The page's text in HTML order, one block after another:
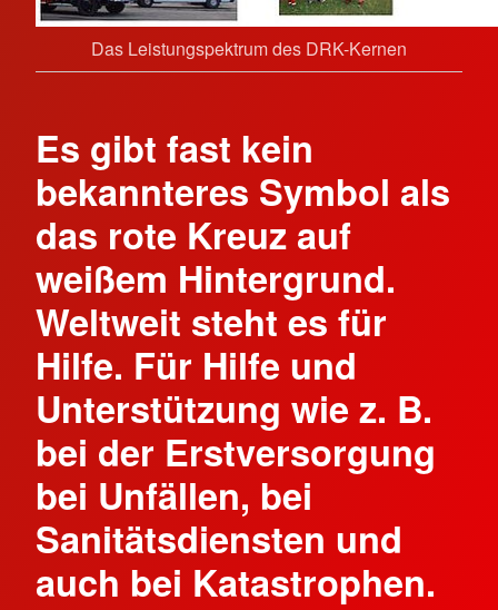
Das Leistungspektrum des DRK-Kernen
Es gibt fast kein
bekannteres Symbol als
das rote Kreuz auf
weißem Hintergrund.
Weltweit steht es für
Hilfe. Für Hilfe und
Unterstützung wie z. B.
bei der Erstversorgung
bei Unfällen, bei
Sanitätsdiensten und
auch bei Katastrophen.